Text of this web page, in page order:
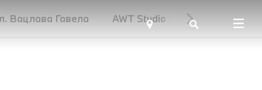
Вацлава Гавела AWT Studio UNIT.City